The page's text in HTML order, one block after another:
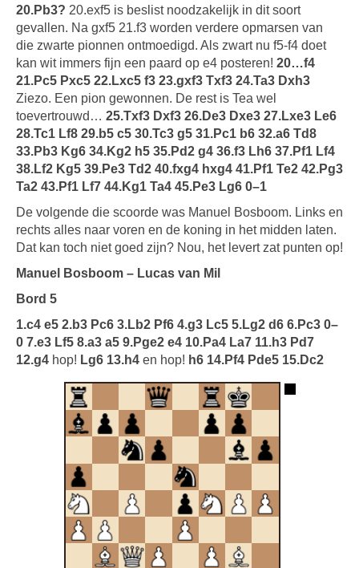
20.Pb3? 20.exf5 is beslist noodzakelijk in dit soort
gevallen. Na gxf5 21.f3 worden verdere opmarsen van
die zwarte pionnen ontmoedigd. Als zwart nu f5-f4 doet
kan wit immers fijn een paard op e4 posteren! 20…f4
21.Pc5 Pxc5 22.Lxc5 f3 23.gxf3 Txf3 24.Ta3 Dxh3
Ziezo. Een pion gewonnen. De rest is Tea wel
toevertrouwd… 25.Txf3 Dxf3 26.De3 Dxe3 27.Lxe3 Le6
28.Tc1 Lf8 29.b5 c5 30.Tc3 g5 31.Pc1 b6 32.a6 Td8
33.Pb3 Kg6 34.Kg2 h5 35.Pd2 g4 36.f3 Lh6 37.Pf1 Lf4
38.Lf2 Kg5 39.Pe3 Td2 40.fxg4 hxg4 41.Pf1 Te2 42.Pg3
Ta2 43.Pf1 Lf7 44.Kg1 Ta4 45.Pe3 Lg6 0–1
De volgende die scoorde was Manuel Bosboom. Links en
rechts alles naar voren en de koning in het midden laten.
Dat kan toch niet goed zijn? Nou, het levert zat punten op!
Manuel Bosboom – Lucas van Mil
Bord 5
1.c4 e5 2.b3 Pc6 3.Lb2 Pf6 4.g3 Lc5 5.Lg2 d6 6.Pc3 0–
0 7.e3 Lf5 8.a3 a5 9.Pge2 e4 10.Pa4 La7 11.h3 Pd7
12.g4 hop! Lg6 13.h4 en hop! h6 14.Pf4 Pde5 15.Dc2